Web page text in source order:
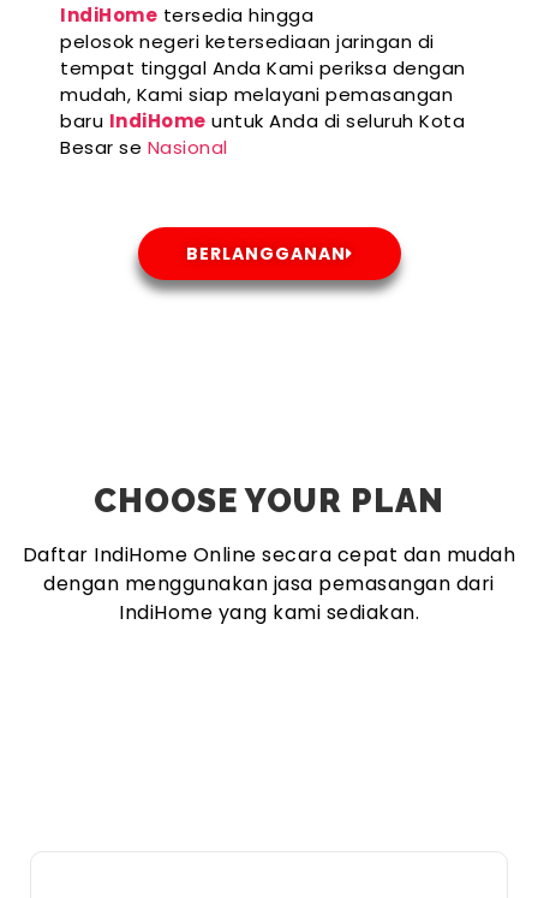
IndiHome tersedia hingga
pelosok negeri ketersediaan jaringan di
tempat tinggal Anda Kami periksa dengan
mudah, Kami siap melayani pemasangan
baru IndiHome untuk Anda di seluruh Kota
Besar se Nasional
BERLANGGANAN
CHOOSE YOUR PLAN
Daftar IndiHome Online secara cepat dan mudah
dengan menggunakan jasa pemasangan dari
IndiHome yang kami sediakan.